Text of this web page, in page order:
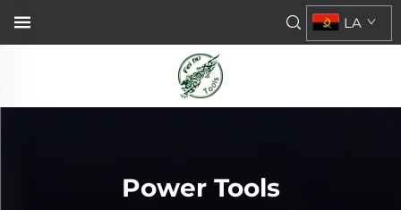
LA
Power Tools